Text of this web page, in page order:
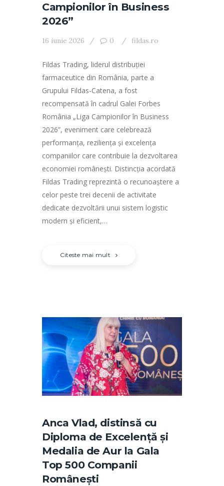
Campionilor în Business
2026”
16 iunie 2026 0 fildas.ro
Fildas Trading, liderul distribuției
farmaceutice din România, parte a
Grupului Fildas-Catena, a fost
recompensată în cadrul Galei Forbes
România „Liga Campionilor în Business
2026”, eveniment care celebrează
performanța, reziliența și excelența
companiilor care contribuie la dezvoltarea
economiei românești. Distincția acordată
Fildas Trading reprezintă o recunoaștere a
celor peste trei decenii de activitate
dedicate dezvoltării unui sistem logistic
modern și eficient,…
Citeste mai mult
Anca Vlad, distinsă cu
Diploma de Excelență și
Medalia de Aur la Gala
Top 500 Companii
Românești